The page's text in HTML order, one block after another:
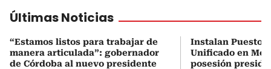
Últimas Noticias
“Estamos listos para trabajar de
manera articulada”: gobernador
de Córdoba al nuevo presidente
Instalan Puesto
Unificado en
posesión